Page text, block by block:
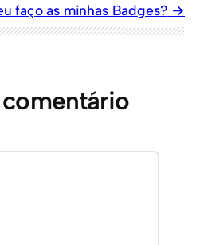
faço as minhas Badges?